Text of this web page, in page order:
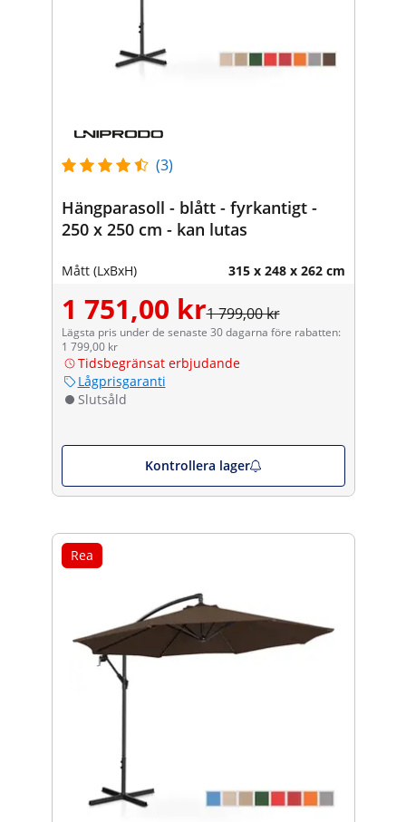
(3)
Hängparasoll - blått - fyrkantigt -
250 x 250 cm - kan lutas
Mått (LxBxH) 315 x 248 x 262 cm
1 751,00 kr1 799,00 kr
Lägsta pris under de senaste 30 dagarna före rabatten:
1 799,00 kr
Tidsbegränsat erbjudande
Lågprisgaranti
Slutsåld
Kontrollera lager
Rea